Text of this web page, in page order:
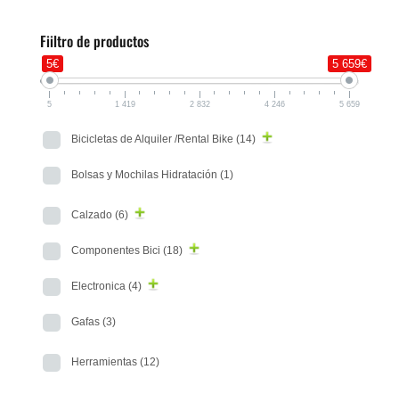
Fiiltro de productos
5€ 5 659€
5 1 419 2 832 4 246 5 659
Bicicletas de Alquiler /Rental Bike (14)
Bolsas y Mochilas Hidratación (1)
Calzado (6)
Componentes Bici (18)
Electronica (4)
Gafas (3)
Herramientas (12)